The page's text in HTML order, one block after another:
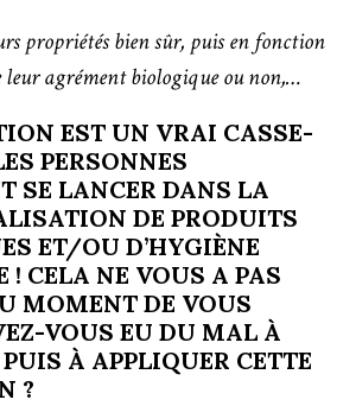
propriétés bien sûr, puis en fonction
leur agrément biologique ou non,…
EST UN VRAI CASSE-
PERSONNES
SE LANCER DANS LA
DE PRODUITS
ET/OU D’HYGIÈNE
! CELA NE VOUS A PAS
MOMENT DE VOUS
VOUS EU DU MAL À
À APPLIQUER CETTE
?